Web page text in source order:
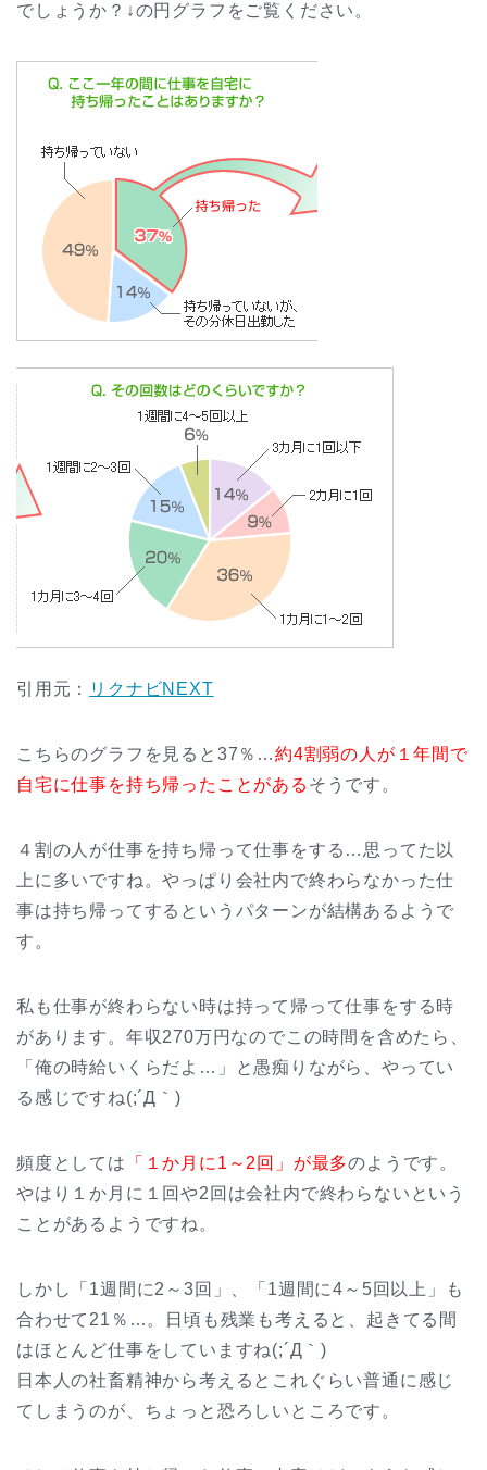
でしょうか？↓の円グラフをご覧ください。
引用元： リクナビNEXT
こちらのグラフを見ると37％…約4割弱の人が１年間で
自宅に仕事を持ち帰ったことがある そうです。
４割の人が仕事を持ち帰って仕事をする…思ってた以
上に多いですね。やっぱり会社内で終わらなかった仕
事は持ち帰ってするというパターンが結構あるようで
す。
私も仕事が終わらない時は持って帰って仕事をする時
があります。年収270万円なのでこの時間を含めたら、
「俺の時給いくらだよ…」と愚痴りながら、やってい
る感じですね(;´Д｀)
頻度としては 「１か月に1～2回」が最多のようです。
やはり１か月に１回や2回は会社内で終わらないという
ことがあるようですね。
しかし「1週間に2～3回」、「1週間に4～5回以上」も
合わせて21％…。日頃も残業も考えると、起きてる間
はほとんど仕事をしていますね(;´Д｀)
日本人の社畜精神から考えるとこれぐらい普通に感じ
てしまうのが、ちょっと恐ろしいところです。